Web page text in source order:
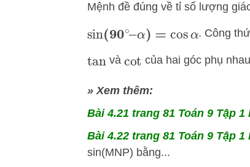
Mệnh đề đúng về tỉ số lượng
sin(90∘–α) =cosα . Công
tan vàcot của hai góc phụ
» Xem thêm:
Bài 4.21 trang 81 Toán 9 Tập
Bài 4.22 trang 81 Toán 9 Tập
sin(MNP) bằng...